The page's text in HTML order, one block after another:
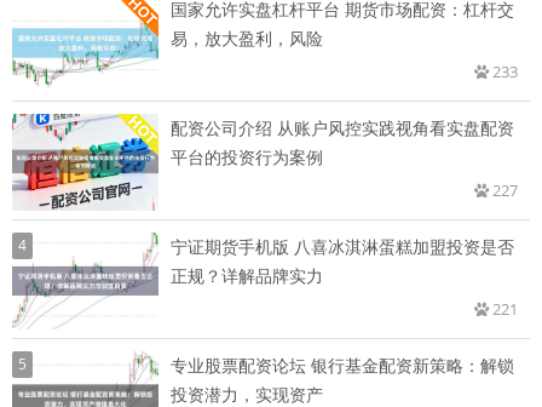
国家允许实盘杠杆平台 期货市场配资：杠杆交
易，放大盈利，风险
233
配资公司介绍 从账户风控实践视角看实盘配资
平台的投资行为案例
227
4
宁证期货手机版 八喜冰淇淋蛋糕加盟投资是否
正规？详解品牌实力
221
5
专业股票配资论坛 银行基金配资新策略：解锁
投资潜力，实现资产